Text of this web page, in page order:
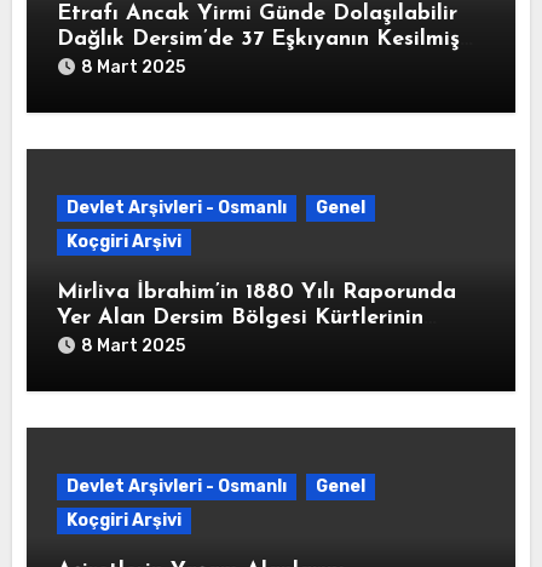
Etrafı Ancak Yirmi Günde Dolaşılabilir
Dağlık Dersim’de 37 Eşkıyanın Kesilmiş
Başlarının İstanbul’a Gönderildiğine
82/340325-02-1213/8 Ağustos 1798)
8 Mart 2025
Devlet Arşivleri - Osmanlı
Genel
Koçgiri Arşivi
Mirliva İbrahim’in 1880 Yılı Raporunda
Yer Alan Dersim Bölgesi Kürtlerinin
Parçası Olduğu Aşiretleri ve Her Bir
Ağalarının Adları ve Çıkarabilecekleri
8 Mart 2025
Devlet Arşivleri - Osmanlı
Genel
Koçgiri Arşivi